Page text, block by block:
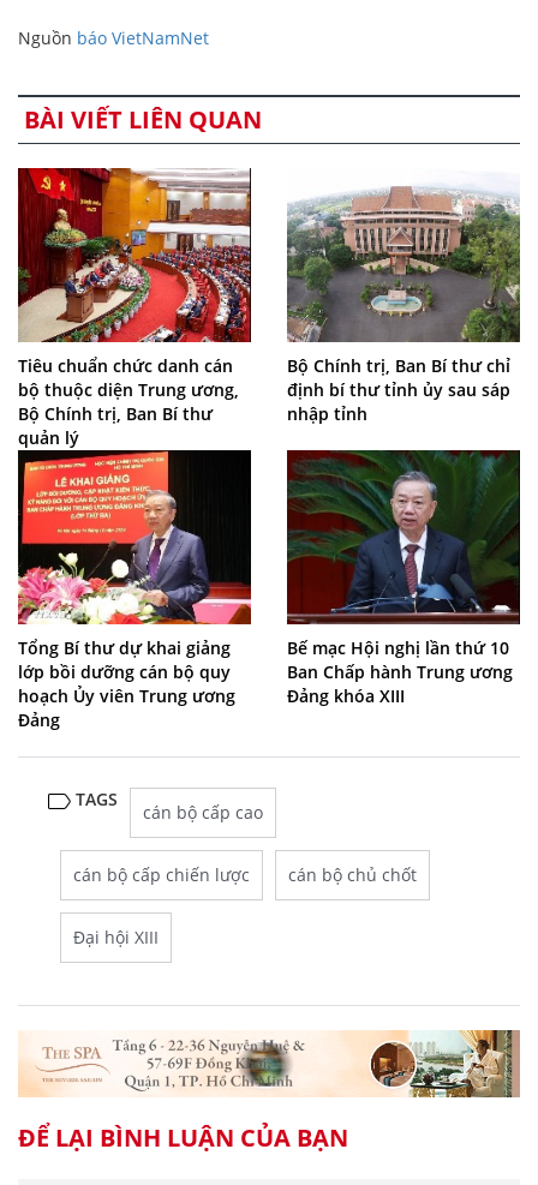
Nguồn báo VietNamNet
BÀI VIẾT LIÊN QUAN
Tiêu chuẩn chức danh cán
bộ thuộc diện Trung ương,
Bộ Chính trị, Ban Bí thư
quản lý
Bộ Chính trị, Ban Bí thư chỉ
định bí thư tỉnh ủy sau sáp
nhập tỉnh
Tổng Bí thư dự khai giảng
lớp bồi dưỡng cán bộ quy
hoạch Ủy viên Trung ương
Đảng
Bế mạc Hội nghị lần thứ 10
Ban Chấp hành Trung ương
Đảng khóa XIII
TAGS
cán bộ cấp cao
cán bộ cấp chiến lược cán bộ chủ chốt
Đại hội XIII
ĐỂ LẠI BÌNH LUẬN CỦA BẠN